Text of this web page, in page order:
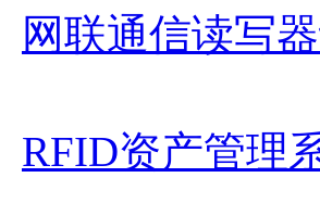
网联通信读写
RFID资产管理